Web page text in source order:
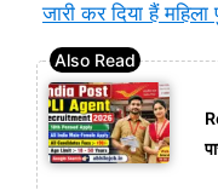
जारी कर दिया हैं